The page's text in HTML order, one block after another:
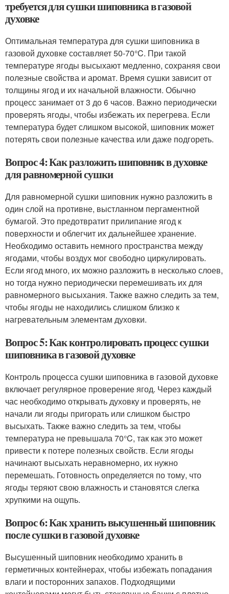
требуется для сушки шиповника в газовой
духовке
Оптимальная температура для сушки шиповника в
газовой духовке составляет 50-70°C. При такой
температуре ягоды высыхают медленно, сохраняя свои
полезные свойства и аромат. Время сушки зависит от
толщины ягод и их начальной влажности. Обычно
процесс занимает от 3 до 6 часов. Важно периодически
проверять ягоды, чтобы избежать их перегрева. Если
температура будет слишком высокой, шиповник может
потерять свои полезные качества или даже подгореть.
Вопрос 4: Как разложить шиповник в духовке
для равномерной сушки
Для равномерной сушки шиповник нужно разложить в
один слой на противне, выстланном пергаментной
бумагой. Это предотвратит прилипание ягод к
поверхности и облегчит их дальнейшее хранение.
Необходимо оставить немного пространства между
ягодами, чтобы воздух мог свободно циркулировать.
Если ягод много, их можно разложить в несколько слоев,
но тогда нужно периодически перемешивать их для
равномерного высыхания. Также важно следить за тем,
чтобы ягоды не находились слишком близко к
нагревательным элементам духовки.
Вопрос 5: Как контролировать процесс сушки
шиповника в газовой духовке
Контроль процесса сушки шиповника в газовой духовке
включает регулярное проверение ягод. Через каждый
час необходимо открывать духовку и проверять, не
начали ли ягоды пригорать или слишком быстро
высыхать. Также важно следить за тем, чтобы
температура не превышала 70°C, так как это может
привести к потере полезных свойств. Если ягоды
начинают высыхать неравномерно, их нужно
перемешать. Готовность определяется по тому, что
ягоды теряют свою влажность и становятся слегка
хрупкими на ощупь.
Вопрос 6: Как хранить высушенный шиповник
после сушки в газовой духовке
Высушенный шиповник необходимо хранить в
герметичных контейнерах, чтобы избежать попадания
влаги и посторонних запахов. Подходящими